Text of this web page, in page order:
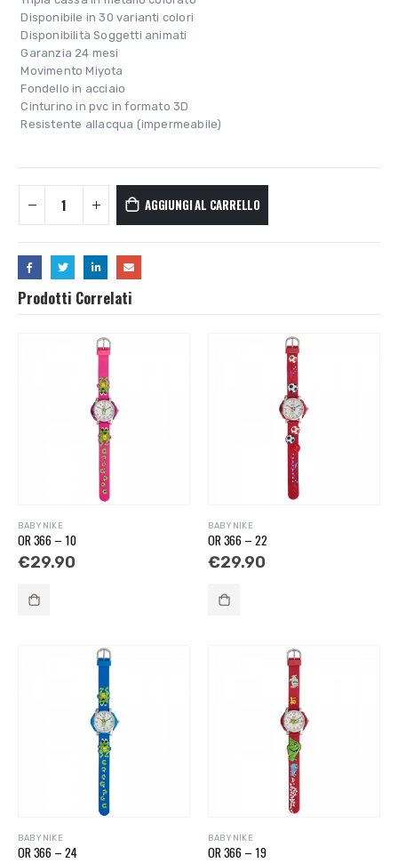
 Disponibile in 30 varianti colori
 Disponibilità Soggetti animati
 Garanzia 24 mesi
 Movimento Miyota
 Fondello in acciaio
 Cinturino in pvc in formato 3D
 Resistente allacqua (impermeabile)
AGGIUNGI AL CARRELLO
Prodotti Correlati
BABY NIKE
OR 366 – 10
€29.90
BABY NIKE
OR 366 – 22
€29.90
BABY NIKE
OR 366 – 24
BABY NIKE
OR 366 – 19